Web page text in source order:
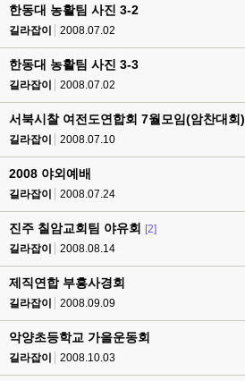
한동대 농활팀 사진 3-2
길라잡이 2008.07.02
한동대 농활팀 사진 3-3
길라잡이 2008.07.02
서북시찰 여전도연합회 7월모임(암찬대회)
길라잡이 2008.07.10
2008 야외예배
길라잡이 2008.07.24
진주 칠암교회팀 야유회
[2]
길라잡이
2008.08.14
제직연합 부흥사경회
길라잡이 2008.09.09
악양초등학교 가을운동회
길라잡이 2008.10.03